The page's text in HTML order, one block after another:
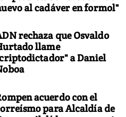
al cadáver en formol"
rechaza que Osvaldo
llame
a Daniel
acuerdo con el
para Alcaldía de